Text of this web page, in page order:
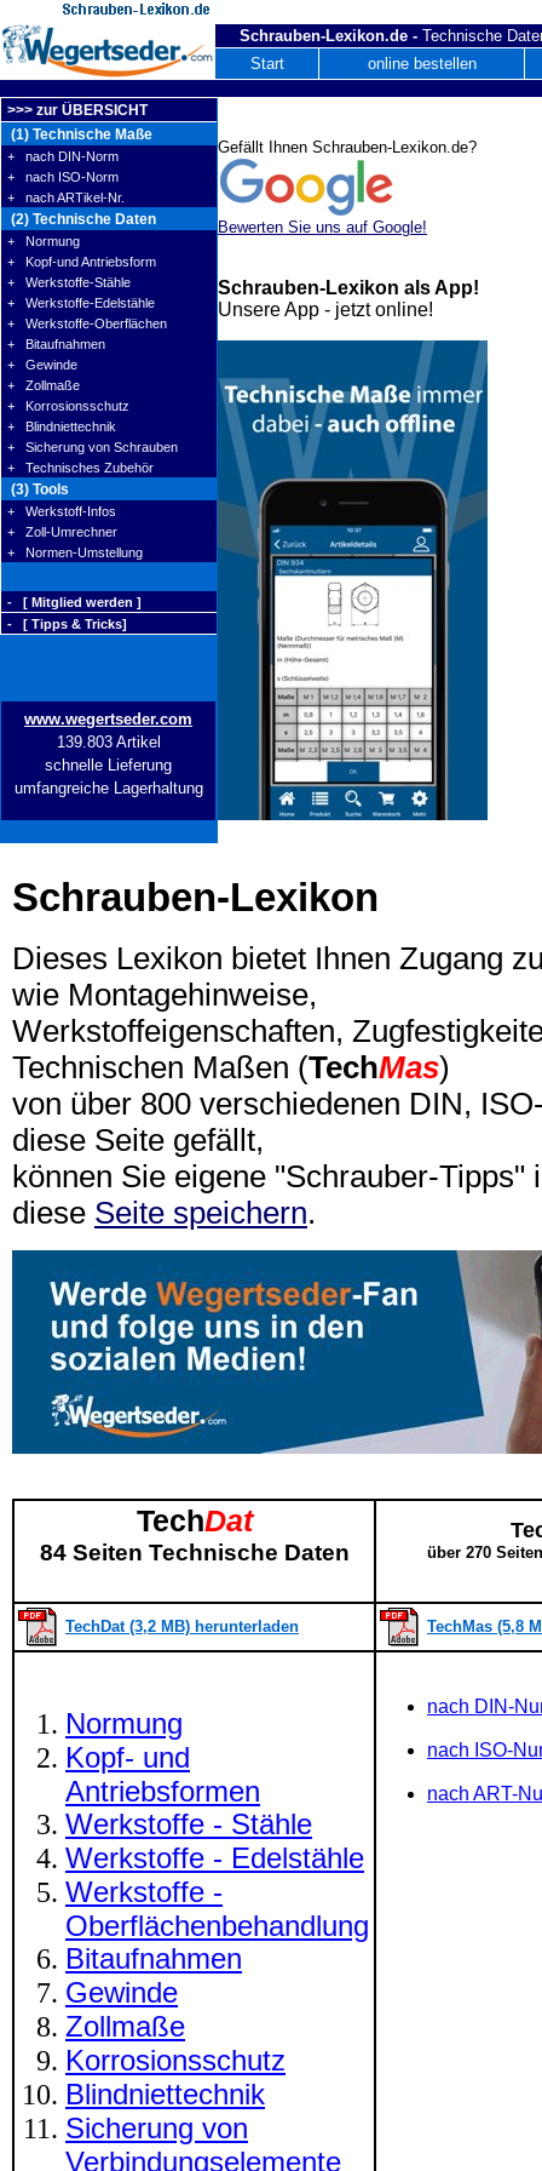
Schrauben-Lexikon.de - Technische
Start
online bestellen
>>> zur ÜBERSICHT
(1) Technische Maße
+ nach DIN-Norm
+ nach ISO-Norm
+ nach ARTikel-Nr.
(2) Technische Daten
+ Normung
+ Kopf-und Antriebsform
+ Werkstoffe-Stähle
+ Werkstoffe-Edelstähle
+ Werkstoffe-Oberflächen
+ Bitaufnahmen
+ Gewinde
+ Zollmaße
+ Korrosionsschutz
+ Blindniettechnik
+ Sicherung von Schrauben
+ Technisches Zubehör
(3) Tools
+ Werkstoff-Infos
+ Zoll-Umrechner
+ Normen-Umstellung
- [ Mitglied werden ]
- [ Tipps & Tricks]
www.wegertseder.com
139.803 Artikel
schnelle Lieferung
umfangreiche Lagerhaltung
Schrauben-Lexikon
Dieses Lexikon bietet Ihnen Zugang
wie Montagehinweise,
Werkstoffeigenschaften,
Technischen Maßen (TechMas)
von über 800 verschiedenen DIN,
diese Seite gefällt,
können Sie eigene "Schrauber-Tipps"
diese Seite speichern.
TechDat
84 Seiten Technische Daten über 270
TechDat (3,2 MB) herunterladen TechMas (5,8
Normung
Kopf- und
Antriebsformen
Werkstoffe - Stähle
Werkstoffe - Edelstähle
Werkstoffe -
Oberflächenbehandlung
Bitaufnahmen
Gewinde
Zollmaße
Korrosionsschutz
Blindniettechnik
Sicherung von
Verbindungselemente
nach DIN-
nach ISO-
nach ART-
Gefällt Ihnen Schrauben-Lexikon.de?
Bewerten Sie uns auf Google!
Schrauben-Lexikon als App!
Unsere App - jetzt online!